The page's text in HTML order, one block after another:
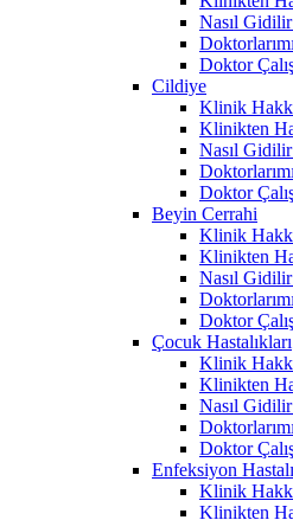
Nasıl
Doktor
Cildiye
Klinik
Klinikten
Nasıl
Doktor
Beyin Cerrahi
Klinik
Klinikten
Nasıl
Doktor
Çocuk Hastalıkları
Klinik
Klinikten
Nasıl
Doktor
Enfeksiyon
Klinik
Klinikten